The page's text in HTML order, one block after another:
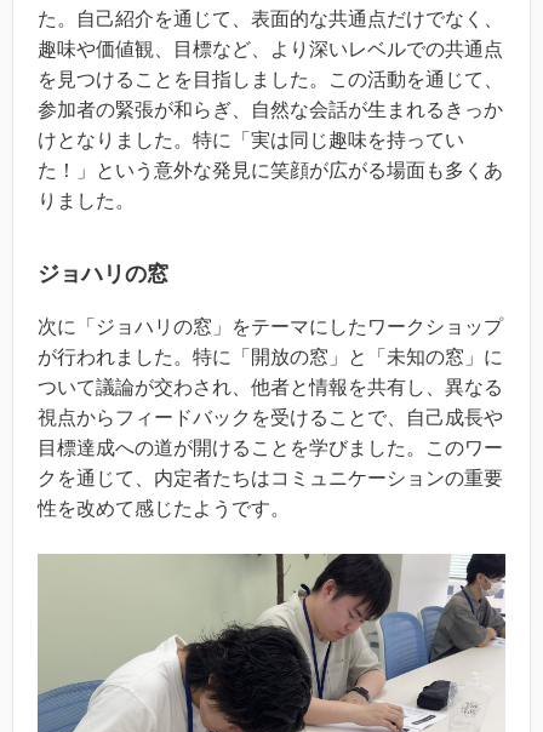
た。自己紹介を通じて、表面的な共通点だけでなく、
趣味や価値観、目標など、より深いレベルでの共通点
を見つけることを目指しました。この活動を通じて、
参加者の緊張が和らぎ、自然な会話が生まれるきっか
けとなりました。特に「実は同じ趣味を持ってい
た！」という意外な発見に笑顔が広がる場面も多くあ
りました。
ジョハリの窓
次に「ジョハリの窓」をテーマにしたワークショップ
が行われました。特に「開放の窓」と「未知の窓」に
ついて議論が交わされ、他者と情報を共有し、異なる
視点からフィードバックを受けることで、自己成長や
目標達成への道が開けることを学びました。このワー
クを通じて、内定者たちはコミュニケーションの重要
性を改めて感じたようです。